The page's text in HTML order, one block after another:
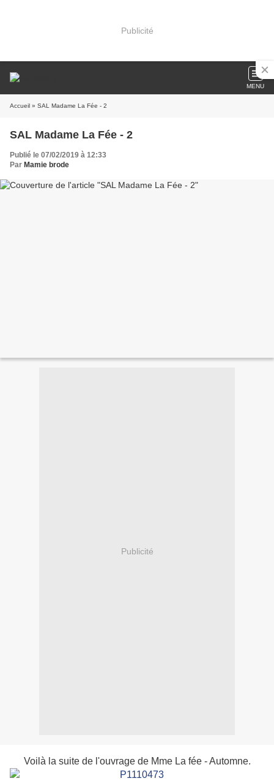
Publicité
MENU
Accueil » SAL Madame La Fée - 2
SAL Madame La Fée - 2
Publié le 07/02/2019 à 12:33
Par Mamie brode
Publicité
Voilà la suite de l'ouvrage de Mme La fée - Automne.